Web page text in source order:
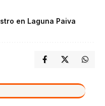
en Laguna Paiva